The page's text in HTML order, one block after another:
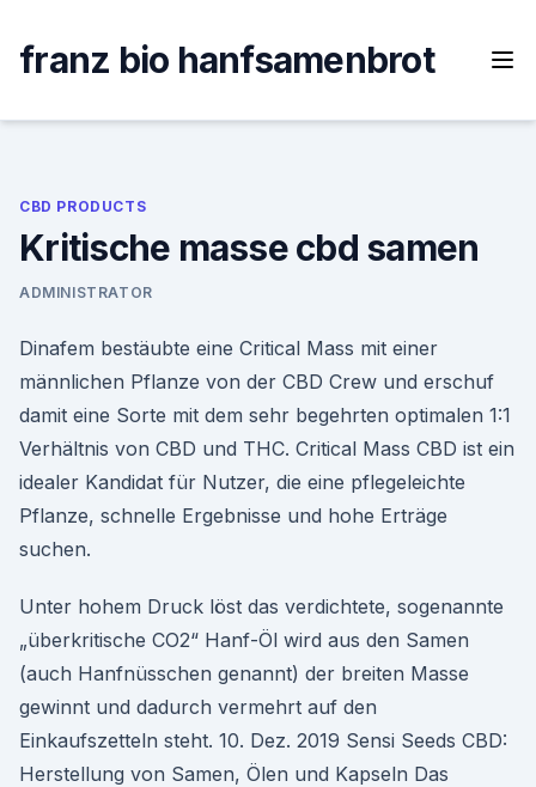
content
franz bio hanfsamenbrot
CBD PRODUCTS
Kritische masse cbd samen
ADMINISTRATOR
Dinafem bestäubte eine Critical Mass mit einer
männlichen Pflanze von der CBD Crew und erschuf
damit eine Sorte mit dem sehr begehrten optimalen 1:1
Verhältnis von CBD und THC. Critical Mass CBD ist ein
idealer Kandidat für Nutzer, die eine pflegeleichte
Pflanze, schnelle Ergebnisse und hohe Erträge
suchen.
Unter hohem Druck löst das verdichtete, sogenannte
„überkritische CO2“ Hanf-Öl wird aus den Samen
(auch Hanfnüsschen genannt) der breiten Masse
gewinnt und dadurch vermehrt auf den
Einkaufszetteln steht. 10. Dez. 2019 Sensi Seeds CBD:
Herstellung von Samen, Ölen und Kapseln Das